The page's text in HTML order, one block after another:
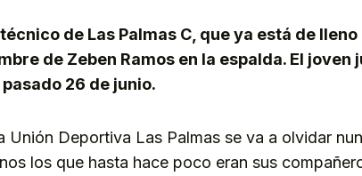
de Las Palmas C, que ya está de
de Zeben Ramos en la espalda. El
26 de junio.
Unión Deportiva Las Palmas se va a olvidar
los que hasta hace poco eran sus